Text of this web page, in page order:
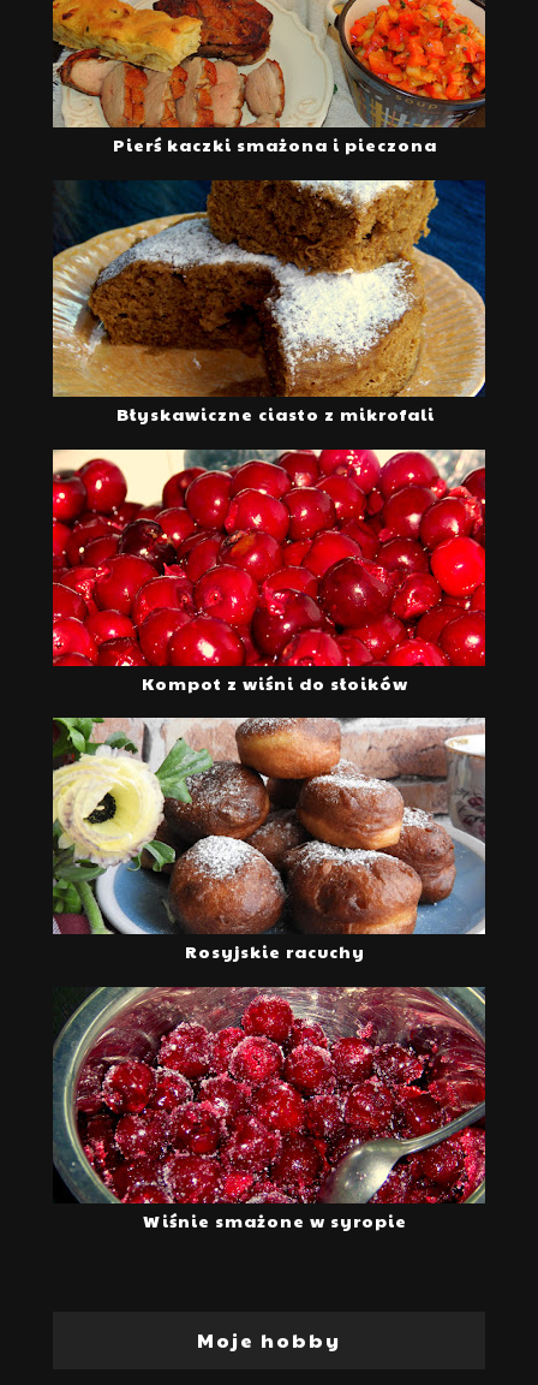
Pierś kaczki smażona i pieczona
Błyskawiczne ciasto z mikrofali
Kompot z wiśni do słoików
Rosyjskie racuchy
Wiśnie smażone w syropie
Moje hobby